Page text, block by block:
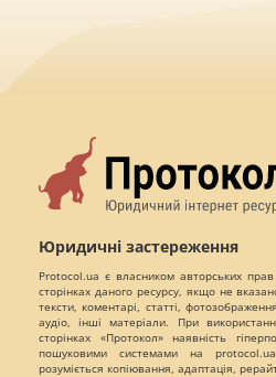
Юридичні застереження
Protocol.ua є власником авторських
сторінках даного ресурсу, якщо не
тексти, коментарі, статті,
аудіо, інші матеріали. При
сторінках «Протокол» наявність
пошуковими системами на
розуміється копіювання, адаптація,